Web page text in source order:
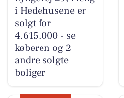
i Hedehusene er
solgt for
4.615.000 - se
køberen og 2
andre solgte
boliger